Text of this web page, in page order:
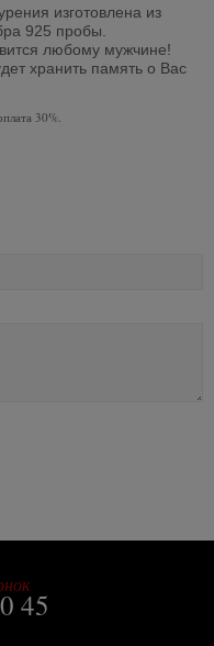
изготовлена из
925 пробы.
любому мужчине!
хранить память о Вас
30%.
45